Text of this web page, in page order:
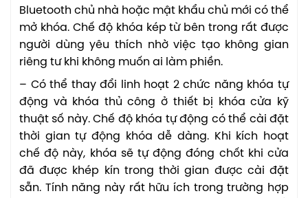
Bluetooth chủ nhà hoặc mật khẩu chủ mới có thể
mở khóa. Chế độ khóa kép từ bên trong rất được
người dùng yêu thích nhờ việc tạo không gian
riêng tư khi không muốn ai làm phiền.
– Có thể thay đổi linh hoạt 2 chức năng khóa tự
động và khóa thủ công ở thiết bị khóa cửa kỹ
thuật số này. Chế độ khóa tự động có thể cài đặt
thời gian tự động khóa dễ dàng. Khi kích hoạt
chế độ này, khóa sẽ tự động đóng chốt khi cửa
đã được khép kín trong thời gian được cài đặt
sẵn. Tính năng này rất hữu ích trong trường hợp